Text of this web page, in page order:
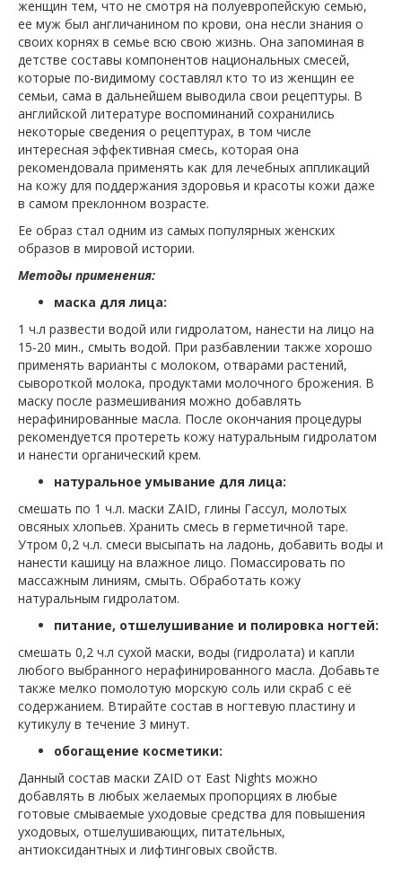
женщин тем, что не смотря на полуевропейскую семью,
ее муж был англичанином по крови, она несли знания о
своих корнях в семье всю свою жизнь. Она запоминая в
детстве составы компонентов национальных смесей,
которые по-видимому составлял кто то из женщин ее
семьи, сама в дальнейшем выводила свои рецептуры. В
английской литературе воспоминаний сохранились
некоторые сведения о рецептурах, в том числе
интересная эффективная смесь, которая она
рекомендовала применять как для лечебных аппликаций
на кожу для поддержания здоровья и красоты кожи даже
в самом преклонном возрасте.
Ее образ стал одним из самых популярных женских
образов в мировой истории.
Методы применения:
маска для лица:
1 ч.л развести водой или гидролатом, нанести на лицо на
15-20 мин., смыть водой. При разбавлении также хорошо
применять варианты с молоком, отварами растений,
сывороткой молока, продуктами молочного брожения. В
маску после размешивания можно добавлять
нерафинированные масла. После окончания процедуры
рекомендуется протереть кожу натуральным гидролатом
и нанести органический крем.
натуральное умывание для лица:
смешать по 1 ч.л. маски ZAID, глины Гассул, молотых
овсяных хлопьев. Хранить смесь в герметичной таре.
Утром 0,2 ч.л. смеси высыпать на ладонь, добавить воды и
нанести кашицу на влажное лицо. Помассировать по
массажным линиям, смыть. Обработать кожу
натуральным гидролатом.
питание, отшелушивание и полировка ногтей:
смешать 0,2 ч.л сухой маски, воды (гидролата) и капли
любого выбранного нерафинированного масла. Добавьте
также мелко помолотую морскую соль или скраб с её
содержанием. Втирайте состав в ногтевую пластину и
кутикулу в течение 3 минут.
обогащение косметики:
Данный состав маски ZAID от East Nights можно
добавлять в любых желаемых пропорциях в любые
готовые смываемые уходовые средства для повышения
уходовых, отшелушивающих, питательных,
антиоксидантных и лифтинговых свойств.